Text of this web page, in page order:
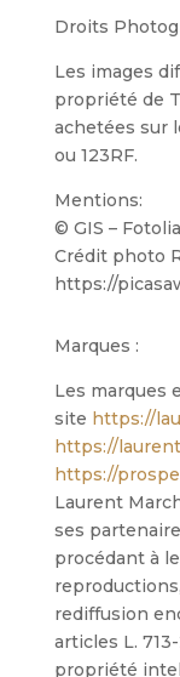
Droits
Les images
propriété de
achetées sur
ou 123RF.
Mentions:
© GIS –
Crédit photo
https://
Marques :
Les marques
site https://
https://
https://
Laurent
ses
procédant à
rediffusion
articles L.
propriété